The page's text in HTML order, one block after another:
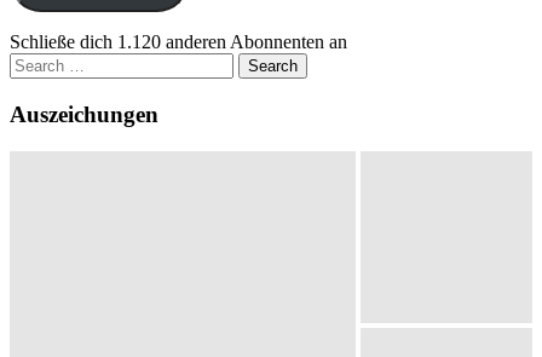
Schließe dich 1.120 anderen Abonnenten an
Search
for:
Auszeichungen